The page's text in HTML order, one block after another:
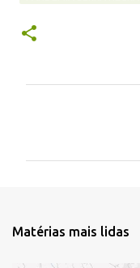
t
Matérias mais lidas